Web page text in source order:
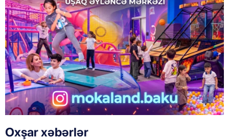
Oxşar xəbərlər